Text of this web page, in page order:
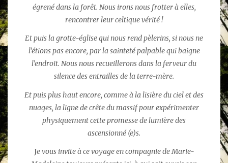
égrené dans la forêt. Nous irons nous frotter à elles,
rencontrer leur celtique vérité !
Et puis la grotte-église qui nous rend pèlerins, si nous ne
l’étions pas encore, par la sainteté palpable qui baigne
l’endroit. Nous nous recueillerons dans la ferveur du
silence des entrailles de la terre-mère.
Et puis plus haut encore, comme à la lisière du ciel et des
nuages, la ligne de crête du massif pour expérimenter
physiquement cette promesse de lumière des
ascensionné (e)s.
Je vous invite à ce voyage en compagnie de Marie-